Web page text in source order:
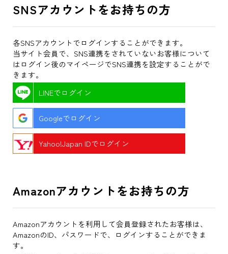
SNSアカウントをお持ちの方
各SNSアカウントでログインすることができます。
当サイト会員で、SNS連携をされていないお客様について
はログイン後のマイページでSNS連携を設定することがで
きます。
LINEでログイン
Googleでログイン
Yahoo!Japan IDでログイン
Amazonアカウントをお持ちの方
Amazonアカウントを利用して会員登録されたお客様は、
AmazonのID、パスワードで、ログインすることができま
す。